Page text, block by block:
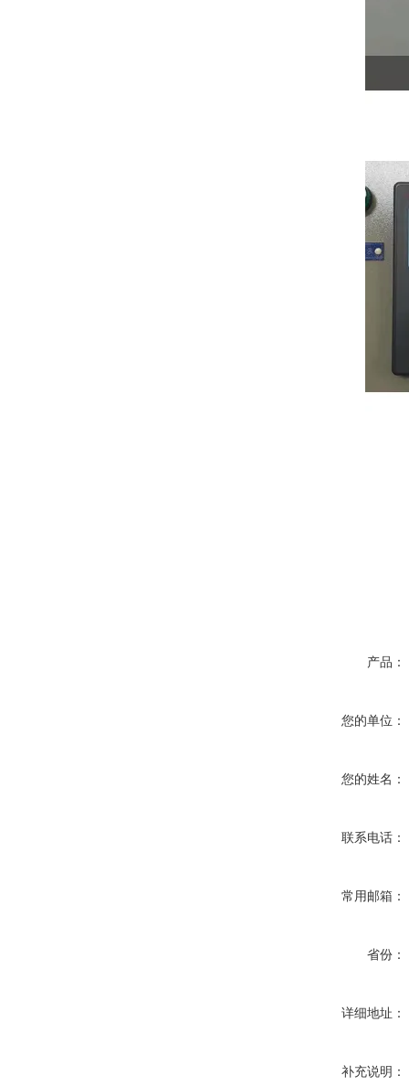
产品：
您的单位：
您的姓名：
联系电话：
常用邮箱：
省份：
详细地址：
补充说明：